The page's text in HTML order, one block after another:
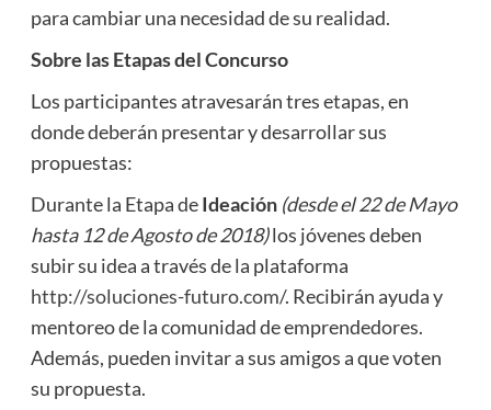
para cambiar una necesidad de su realidad.
Sobre las Etapas del Concurso
Los participantes atravesarán tres etapas, en
donde deberán presentar y desarrollar sus
propuestas:
Durante la Etapa deIdeación (desde el 22 de Mayo
hasta 12 de Agosto de 2018)los jóvenes deben
subir su idea a través de la plataforma
http://soluciones-futuro.com/. Recibirán ayuda y
mentoreo de la comunidad de emprendedores.
Además, pueden invitar a sus amigos a que voten
su propuesta.